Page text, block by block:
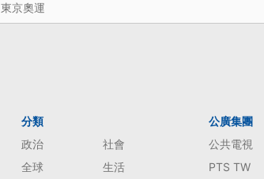
東京奧運
分類
政治
社會
全球
生活
公廣集團
公共電視
PTS TW